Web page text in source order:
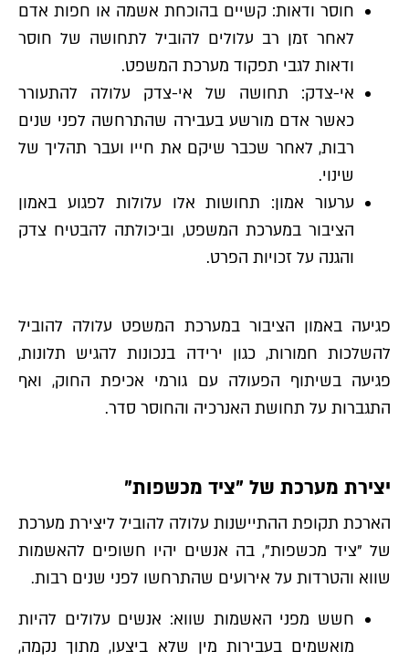
חוסר ודאות: קשיים בהוכחת אשמה או חפות אדם
לאחר זמן רב עלולים להוביל לתחושה של חוסר
ודאות לגבי תפקוד מערכת המשפט.
אי-צדק: תחושה של אי-צדק עלולה להתעורר
כאשר אדם מורשע בעבירה שהתרחשה לפני שנים
רבות, לאחר שכבר שיקם את חייו ועבר תהליך של
שינוי.
ערעור אמון: תחושות אלו עלולות לפגוע באמון
הציבור במערכת המשפט, וביכולתה להבטיח צדק
והגנה על זכויות הפרט.
פגיעה באמון הציבור במערכת המשפט עלולה להוביל
להשלכות חמורות, כגון ירידה בנכונות להגיש תלונות,
פגיעה בשיתוף הפעולה עם גורמי אכיפת החוק, ואף
התגברות על תחושת האנרכיה והחוסר סדר.
יצירת מערכת של "ציד מכשפות"
הארכת תקופת ההתיישנות עלולה להוביל ליצירת מערכת
של "ציד מכשפות", בה אנשים יהיו חשופים להאשמות
שווא והטרדות על אירועים שהתרחשו לפני שנים רבות.
חשש מפני האשמות שווא: אנשים עלולים להיות
מואשמים בעבירות מין שלא ביצעו, מתוך נקמה,